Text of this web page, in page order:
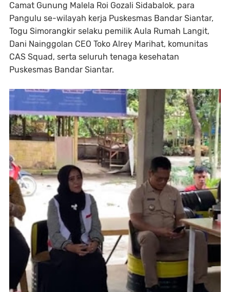
Camat Gunung Malela Roi Gozali Sidabalok, para
Pangulu se-wilayah kerja Puskesmas Bandar Siantar,
Togu Simorangkir selaku pemilik Aula Rumah Langit,
Dani Nainggolan CEO Toko Alrey Marihat, komunitas
CAS Squad, serta seluruh tenaga kesehatan
Puskesmas Bandar Siantar.